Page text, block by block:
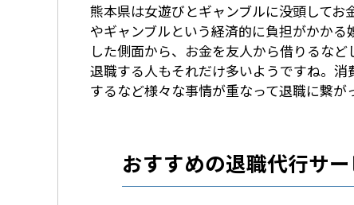
熊本県は女遊びとギャンブルに没頭して
やギャンブルという経済的に負担がかか
した側面から、お金を友人から借りるな
退職する人もそれだけ多いようですね。
するなど様々な事情が重なって退職に繋が
おすすめの退職代行サ